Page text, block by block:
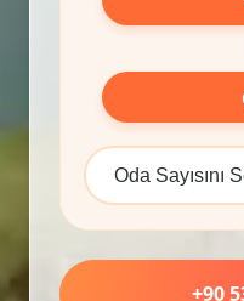
+90